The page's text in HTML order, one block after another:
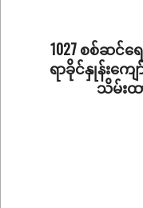
1027 စစ်ဆင်ရ
ရာခိုင်နှုန်းကျ
သိမ်းထ